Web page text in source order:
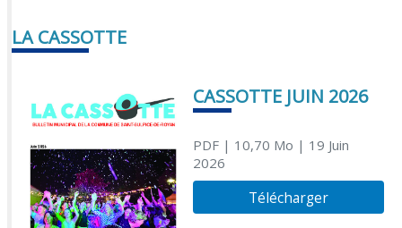
LA CASSOTTE
CASSOTTE JUIN 2026
PDF| 10,70 Mo | 19 Juin
2026
Télécharger